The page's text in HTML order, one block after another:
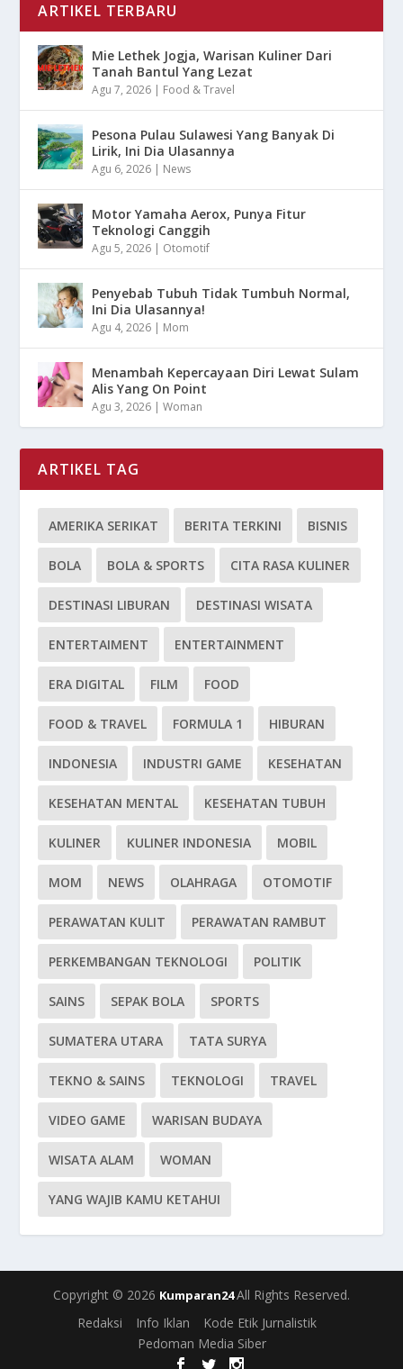
ARTIKEL TERBARU
Mie Lethek Jogja, Warisan Kuliner Dari
Tanah Bantul Yang Lezat
Agu 7, 2026 | Food & Travel
Pesona Pulau Sulawesi Yang Banyak Di
Lirik, Ini Dia Ulasannya
Agu 6, 2026 | News
Motor Yamaha Aerox, Punya Fitur
Teknologi Canggih
Agu 5, 2026 | Otomotif
Penyebab Tubuh Tidak Tumbuh Normal,
Ini Dia Ulasannya!
Agu 4, 2026 | Mom
Menambah Kepercayaan Diri Lewat Sulam
Alis Yang On Point
Agu 3, 2026 |Woman
ARTIKEL TAG
AMERIKA SERIKAT BERITA TERKINI BISNIS
BOLA BOLA & SPORTS CITA RASA KULINER
DESTINASI LIBURAN DESTINASI WISATA
ENTERTAIMENT ENTERTAINMENT
ERA DIGITAL FILM FOOD
FOOD & TRAVEL FORMULA 1 HIBURAN
INDONESIA INDUSTRI GAME KESEHATAN
KESEHATAN MENTAL KESEHATAN TUBUH
KULINER KULINER INDONESIA MOBIL
MOM NEWS OLAHRAGA OTOMOTIF
PERAWATAN KULIT PERAWATAN RAMBUT
PERKEMBANGAN TEKNOLOGI POLITIK
SAINS SEPAK BOLA SPORTS
SUMATERA UTARA TATA SURYA
TEKNO & SAINS TEKNOLOGI TRAVEL
VIDEO GAME WARISAN BUDAYA
WISATA ALAM WOMAN
YANG WAJIB KAMU KETAHUI
Copyright © 2026 Kumparan24All Rights Reserved.
Redaksi
Info Iklan
Kode Etik Jurnalistik
Pedoman Media Siber